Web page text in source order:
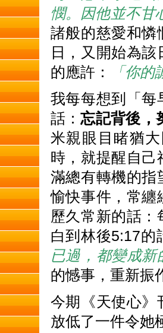
憫。因他並不甘
諸般的慈愛和憐
日，又開始為
的應許：
「你
我每每想到「每
話：忘記背後，
米親眼目睹猶
時，就提醒自己
滿總有轉機的指
愉快事件，常纏
歷久常新的話
白到林後5:17的
已過，都變成新
的憾事，重新振
今期《天使心》
放低了一件令她